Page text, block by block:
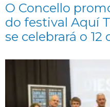
O Concello
do festival Aquí
se celebrará o 12